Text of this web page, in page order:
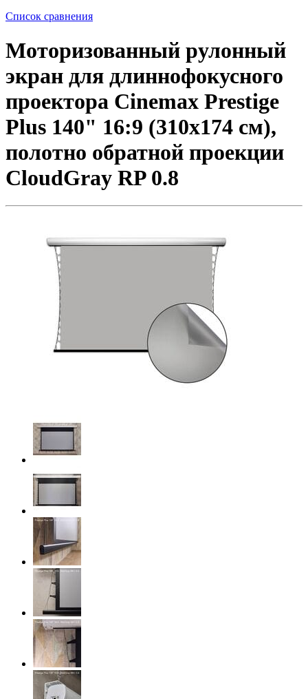
Список сравнения
Моторизованный рулонный
экран для длиннофокусного
проектора Cinemax Prestige
Plus 140" 16:9 (310x174 см),
полотно обратной проекции
CloudGray RP 0.8